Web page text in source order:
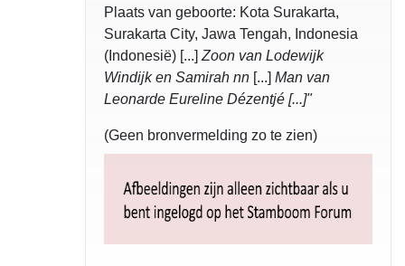
Plaats van geboorte: Kota Surakarta,
Surakarta City, Jawa Tengah, Indonesia
(Indonesië) [...] Zoon van Lodewijk
Windijk en Samirah nn [...] Man van
Leonarde Eureline Dézentjé [...]"
(Geen bronvermelding zo te zien)